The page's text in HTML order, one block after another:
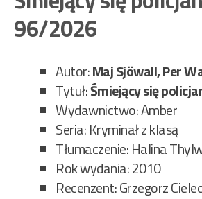
96/2026
Autor:Maj Sjöwall, Per
Tytuł:Śmiejący się
Wydawnictwo: Amber
Seria: Kryminał z klasą
Tłumaczenie: Halina
Rok wydania: 2010
Recenzent: Grzegorz